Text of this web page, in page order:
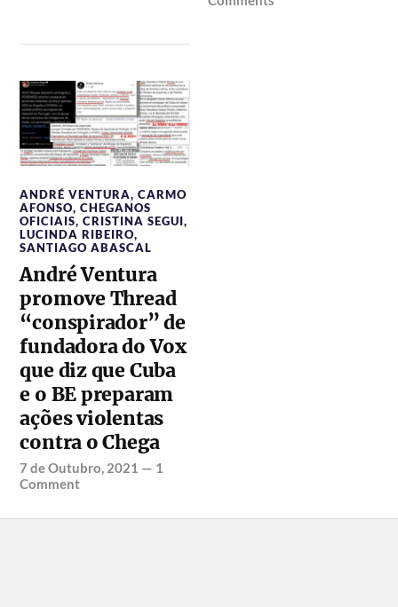
ANDRÉ VENTURA,CARMO
AFONSO,CHEGANOS
OFICIAIS,CRISTINA SEGUI,
LUCINDA RIBEIRO,
SANTIAGO ABASCAL
André Ventura
promove Thread
“conspirador” de
fundadora do Vox
que diz que Cuba
e o BE preparam
ações violentas
contra o Chega
7 de Outubro, 2021 — 1
Comment